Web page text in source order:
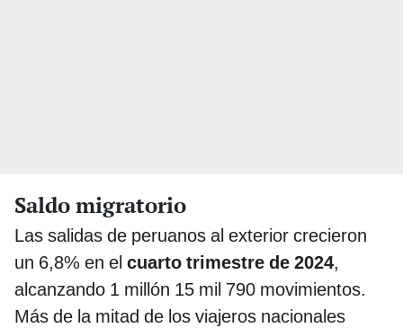
Saldo migratorio
Las salidas de peruanos al exterior crecieron
un 6,8% en el cuarto trimestre de 2024,
alcanzando 1 millón 15 mil 790 movimientos.
Más de la mitad de los viajeros nacionales